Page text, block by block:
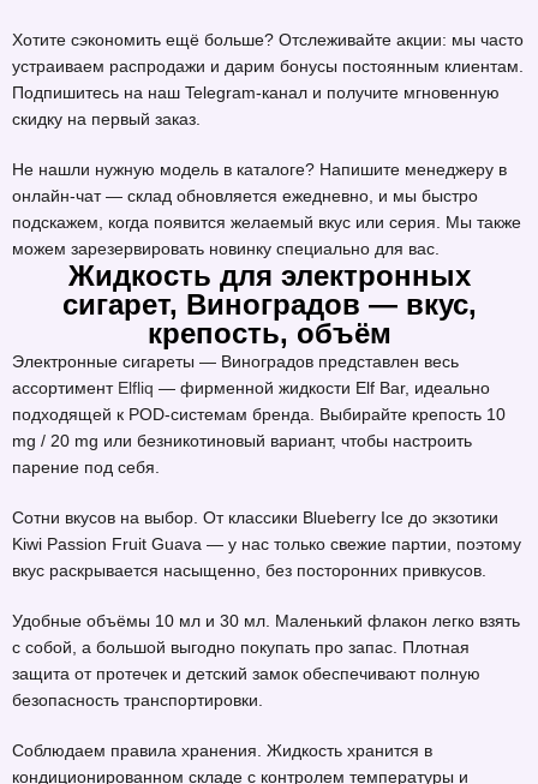
Хотите сэкономить ещё больше? Отслеживайте акции: мы часто
устраиваем распродажи и дарим бонусы постоянным клиентам.
Подпишитесь на наш Telegram-канал и получите мгновенную
скидку на первый заказ.
Не нашли нужную модель в каталоге? Напишите менеджеру в
онлайн-чат — склад обновляется ежедневно, и мы быстро
подскажем, когда появится желаемый вкус или серия. Мы также
можем зарезервировать новинку специально для вас.
Жидкость для электронных
сигарет, Виноградов — вкус,
крепость, объём
Электронные сигареты — Виноградов представлен весь
ассортимент Elfliq — фирменной жидкости Elf Bar, идеально
подходящей к POD-системам бренда. Выбирайте крепость 10
mg / 20 mg или безникотиновый вариант, чтобы настроить
парение под себя.
Сотни вкусов на выбор. От классики Blueberry Ice до экзотики
Kiwi Passion Fruit Guava — у нас только свежие партии, поэтому
вкус раскрывается насыщенно, без посторонних привкусов.
Удобные объёмы 10 мл и 30 мл. Маленький флакон легко взять
с собой, а большой выгодно покупать про запас. Плотная
защита от протечек и детский замок обеспечивают полную
безопасность транспортировки.
Соблюдаем правила хранения. Жидкость хранится в
кондиционированном складе с контролем температуры и